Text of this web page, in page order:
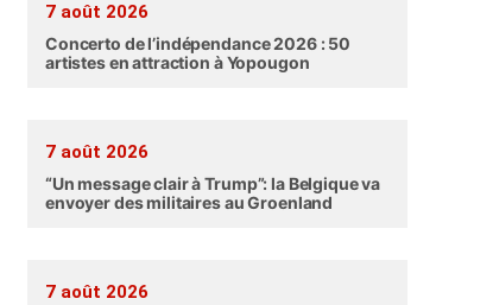
7 août 2026
Concerto de l’indépendance 2026 : 50
artistes en attraction à Yopougon
7 août 2026
“Un message clair à Trump”: la Belgique va
envoyer des militaires au Groenland
7 août 2026